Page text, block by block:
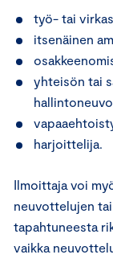
työ- tai
itsenäinen
yhteisön tai
harjoittelija.
Ilmoittaja voi
neuvottelujen
tapahtuneesta
vaikka